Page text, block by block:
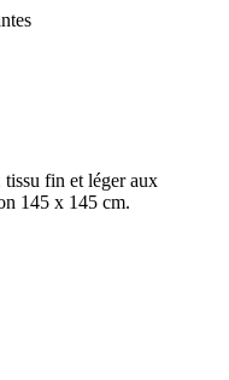
tissu fin et léger aux
145 x 145 cm.